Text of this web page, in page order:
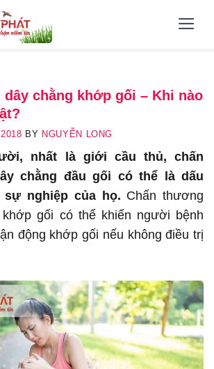
chằng khớp gối – Khi nào
BY NGUYỄN LONG
nhất là giới cầu thủ, chấn
chằng đầu gối có thể là dấu
sự nghiệp của họ. Chấn thương
gối có thể khiến người bệnh
động khớp gối nếu không điều trị